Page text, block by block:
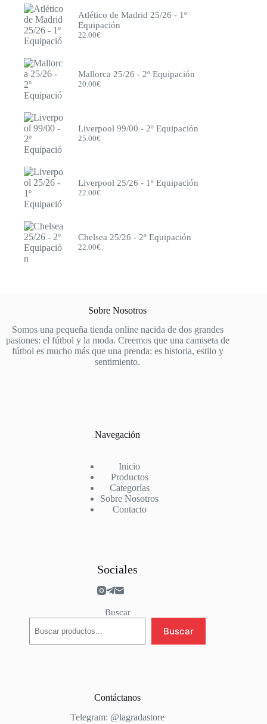
Genoa
Getafe
Girona
Hamburgo
Inglaterra
Inter de Milán
Inter Miami
Italia
Japón
Juventus
Leeds
Levante
Lille
Liverpool
Mallorca
Manchester City
Manchester United
México
Milán
Mónaco
Monterrey
Napoli
Newcastle
Nottingham Forest
Olympique de Marsella
Porto
Portugal
PSG
Atlético de Madrid 25/26 - 1º
Equipación
22.00€
Mallorca 25/26 - 2º Equipación
20.00€
Liverpool 99/00 - 2º Equipación
25.00€
Liverpool 25/26 - 1º Equipación
22.00€
Chelsea 25/26 - 2º Equipación
22.00€
Sobre Nosotros
Somos una pequeña tienda online nacida de dos grandes
pasiones: el fútbol y la moda. Creemos que una camiseta de
fútbol es mucho más que una prenda: es historia, estilo y
sentimiento.
Navegación
Inicio
Productos
Categorías
Sobre Nosotros
Contacto
Sociales
Buscar
Buscar
Contáctanos
Telegram: @lagradastore